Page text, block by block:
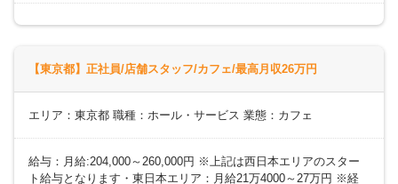
【東京都】正社員/店舗スタッフ/カフェ/最高月収26万円
エリア：東京都 職種：ホール・サービス 業態：カフェ
給与：月給:204,000～260,000円 ※上記は西日本エリアのスター
ト給与となります・東日本エリア：月給21万4000～27万円 ※経